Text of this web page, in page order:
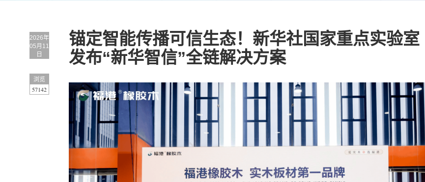
锚定智能传播可信生态！新华社国家重点实验室
发布“新华智信”全链解决方案
2026年
05月11
日
浏览
57142